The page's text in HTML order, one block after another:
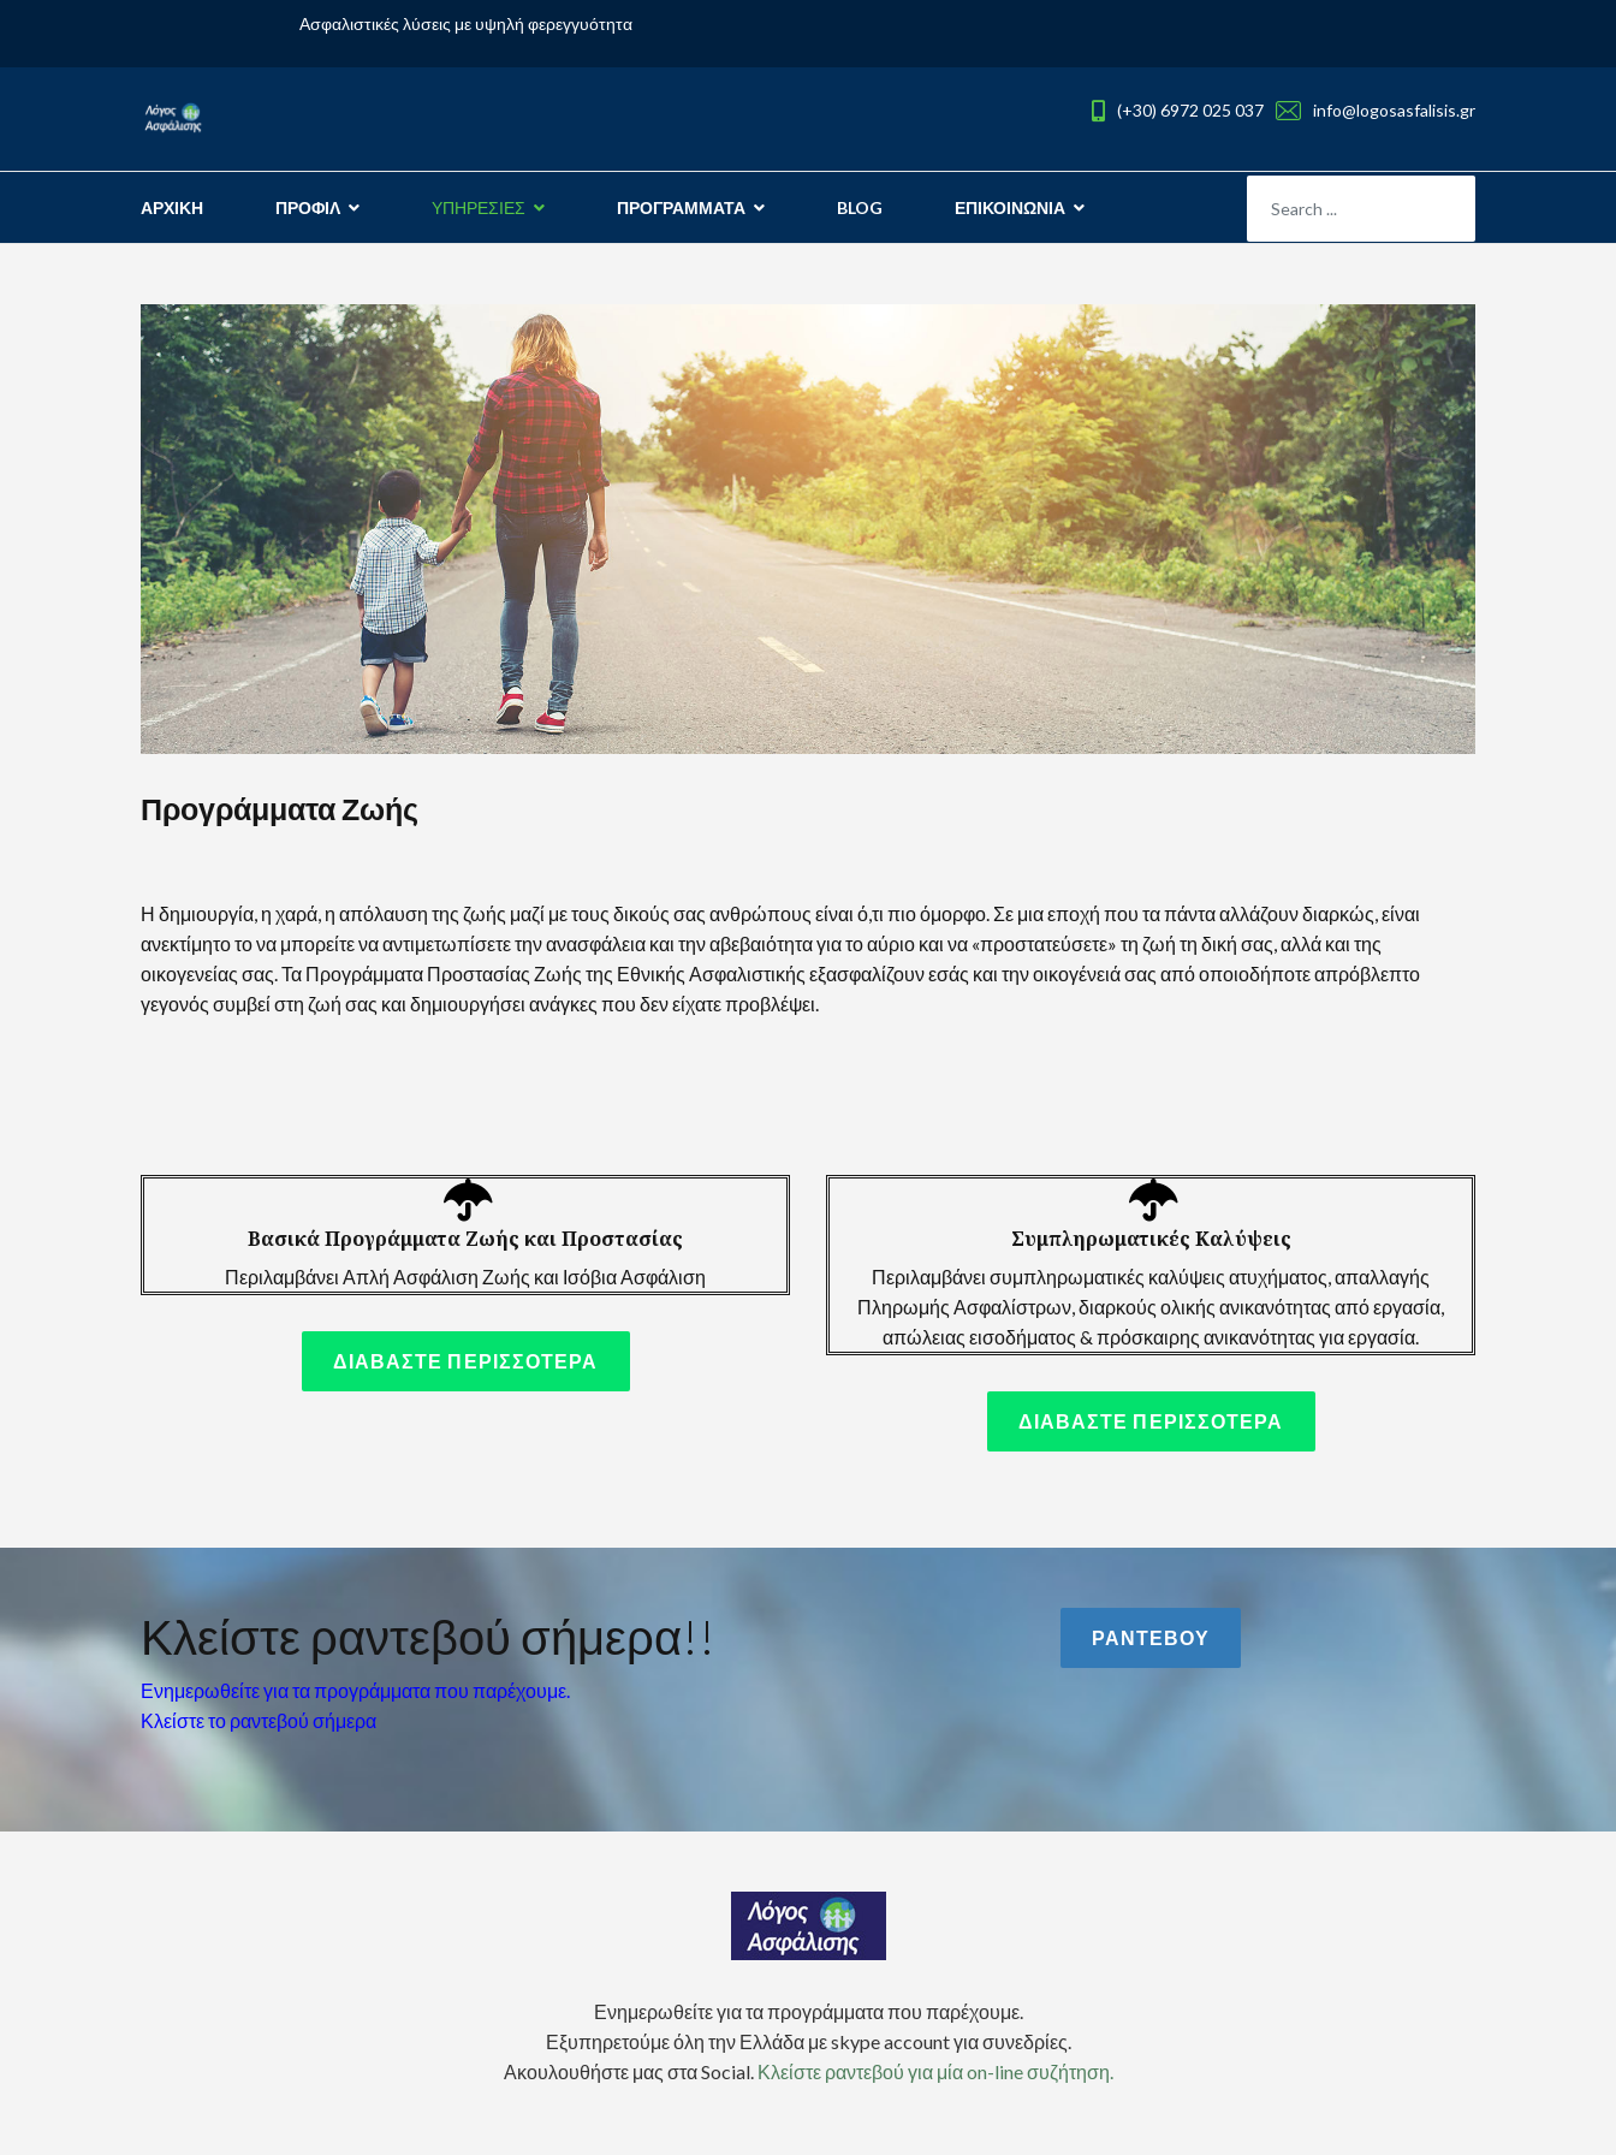
Ασφαλιστικές λύσεις με υψηλή φερεγγυότητα
(+30) 6972 025 037 info@logosasfalisis.gr
ΑΡΧΙΚΗ ΠΡΟΦΙΛ ΥΠΗΡΕΣΙΕΣ ΠΡΟΓΡΑΜΜΑΤΑ BLOG ΕΠΙΚΟΙΝΩΝΙΑ
Προγράμματα Ζωής
Η δημιουργία, η χαρά, η απόλαυση της ζωής μαζί με τους δικούς σας ανθρώπους είναι ό,τι πιο όμορφο. Σε μια εποχή που τα πάντα αλλάζουν διαρκώς, είναι
ανεκτίμητο το να μπορείτε να αντιμετωπίσετε την ανασφάλεια και την αβεβαιότητα για το αύριο και να «προστατεύσετε» τη ζωή τη δική σας, αλλά και της
οικογενείας σας. Τα Προγράμματα Προστασίας Ζωής της Εθνικής Ασφαλιστικής εξασφαλίζουν εσάς και την οικογένειά σας από οποιοδήποτε απρόβλεπτο
γεγονός συμβεί στη ζωή σας και δημιουργήσει ανάγκες που δεν είχατε προβλέψει.
Βασικά Προγράμματα Ζωής και Προστασίας
Περιλαμβάνει Απλή Ασφάλιση Ζωής και Ισόβια Ασφάλιση
ΔΙΑΒΑΣΤΕ ΠΕΡΙΣΣΟΤΕΡΑ
Συμπληρωματικές Καλύψεις
Περιλαμβάνει συμπληρωματικές καλύψεις ατυχήματος, απαλλαγής
Πληρωμής Ασφαλίστρων, διαρκούς ολικής ανικανότητας από εργασία,
απώλειας εισοδήματος & πρόσκαιρης ανικανότητας για εργασία.
ΔΙΑΒΑΣΤΕ ΠΕΡΙΣΣΟΤΕΡΑ
Κλείστε ραντεβού σήμερα!!
Ενημερωθείτε για τα προγράμματα που παρέχουμε.
Κλείστε το ραντεβού σήμερα
ΡΑΝΤΕΒΟΥ
Ενημερωθείτε για τα προγράμματα που παρέχουμε.
Εξυπηρετούμε όλη την Ελλάδα με skype account για συνεδρίες.
Ακουλουθήστε μας στα Social. Κλείστε ραντεβού για μία on-line συζήτηση.